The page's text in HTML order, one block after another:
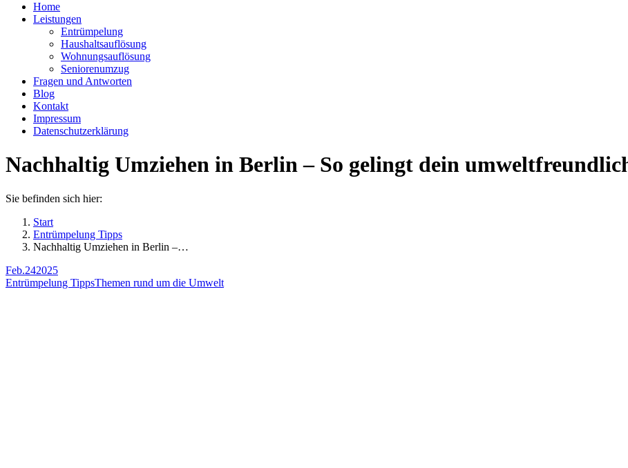
Home
Leistungen
Entrümpelung
Haushaltsauflösung
Wohnungsauflösung
Seniorenumzug
Fragen und Antworten
Blog
Kontakt
Impressum
Datenschutzerklärung
Nachhaltig Umziehen in Berlin – So gelingt dein
Sie befinden sich hier:
Start
Entrümpelung Tipps
Nachhaltig Umziehen in Berlin –…
Feb.242025
Entrümpelung TippsThemen rund um die Umwelt